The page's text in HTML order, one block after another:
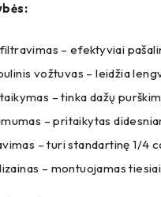
– efektyviai
vožtuvas – leidžia
– tinka dažų
– pritaikytas
– turi standartinę 1/4
– montuojamas